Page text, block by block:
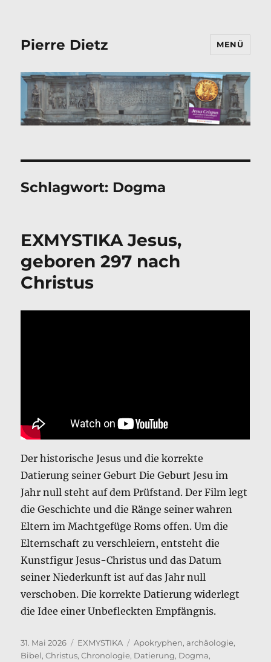
Pierre Dietz MENÜ
Schlagwort: Dogma
EXMYSTIKA Jesus,
geboren 297 nach
Christus
Der historische Jesus und die korrekte
Datierung seiner Geburt Die Geburt Jesu im
Jahr null steht auf dem Prüfstand. Der Film legt
die Geschichte und die Ränge seiner wahren
Eltern im Machtgefüge Roms offen. Um die
Elternschaft zu verschleiern, entsteht die
Kunstfigur Jesus-Christus und das Datum
seiner Niederkunft ist auf das Jahr null
verschoben. Die korrekte Datierung widerlegt
die Idee einer Unbefleckten Empfängnis.
Veröffentlicht
am
31. Mai 2026 Kategorien
EXMYSTIKA Schlagwörter
Apokryphen,archäologie,
Bibel,Christus,Chronologie, Datierung, Dogma,